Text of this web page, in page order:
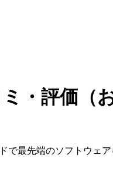
・評価（
で最先端のソフトウェ